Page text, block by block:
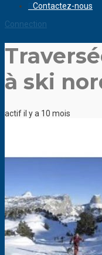
Contactez-nous
Connection
à ski
actif il y a 10 mois